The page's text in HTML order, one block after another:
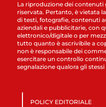
La riproduzione dei contenuti
riservata. Pertanto, è vietata
di testi, fotografie, contenuti
aziendali e pubblicitarie, con
elettronico/digitale o per
tutto quanto è ascrivibile a
non è responsabile dei
esercitare un controllo
segnalazione qualora gli
POLICY EDITORIALE